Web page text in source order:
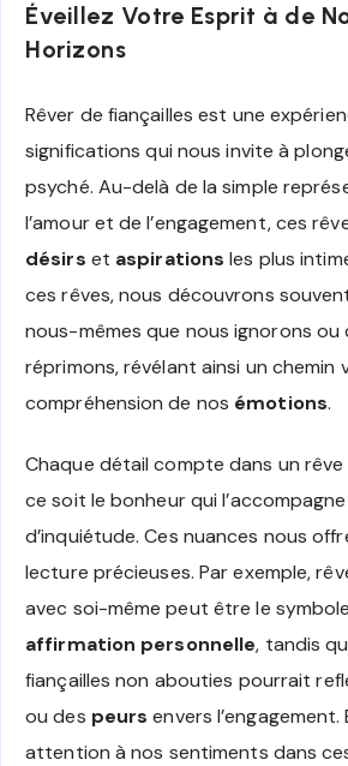
Éveillez Votre Esprit à de
Horizons
Rêver de fiançailles est une
significations qui nous invite à
psyché. Au-delà de la simple
l’amour et de l’engagement, ces
désirs et aspirations les plus
ces rêves, nous découvrons
nous-mêmes que nous ignorons ou
réprimons, révélant ainsi un chemin
compréhension de nos émotions.
Chaque détail compte dans un rêve
ce soit le bonheur qui
d’inquiétude. Ces nuances nous
lecture précieuses. Par exemple,
avec soi-même peut être le
affirmation personnelle, tandis
fiançailles non abouties pourrait
ou des peurs envers
attention à nos sentiments dans